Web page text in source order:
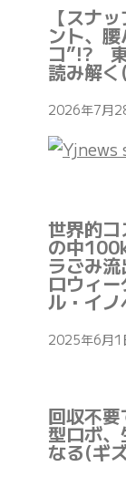
【スナ
ント、
コ”!? 東
読み解
2026年7月
世界的
の中
ラごみ
ロウィ
ル・イ
2025年6月1
回収不
型ロボ
なる(ギ